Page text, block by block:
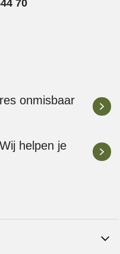
70
onmisbaar
helpen je